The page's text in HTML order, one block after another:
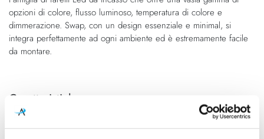
di
immagini
immagini
opzioni di colore, flusso luminoso, temperatura di colore e
dimmerazione. Swap, con un design essenziale e minimal, si
integra perfettamente ad ogni ambiente ed è estremamente facile
da montare.
Caratteristiche
Cod.Art.
A2122220G
2700K